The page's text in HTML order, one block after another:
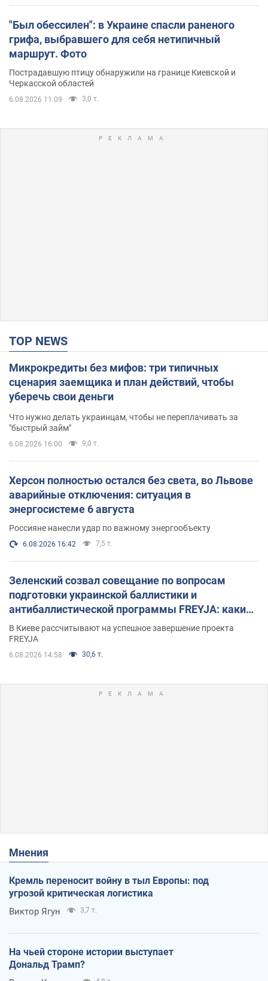
"Был обессилен": в Украине спасли раненого
грифа, выбравшего для себя нетипичный
маршрут. Фото
Пострадавшую птицу обнаружили на границе Киевской и
Черкасской областей
6.08.2026 11:09 3,0 т.
TOP NEWS
Микрокредиты без мифов: три типичных
сценария заемщика и план действий, чтобы
уберечь свои деньги
Что нужно делать украинцам, чтобы не переплачивать за
"быстрый займ"
6.08.2026 16:00 9,0 т.
Херсон полностью остался без света, во Львове
аварийные отключения: ситуация в
энергосистеме 6 августа
Россияне нанесли удар по важному энергообъекту
6.08.2026 16:42 7,5 т.
Зеленский созвал совещание по вопросам
подготовки украинской баллистики и
антибаллистической программы FREYJA: какие
решения готовятся
В Киеве рассчитывают на успешное завершение проекта
FREYJA
6.08.2026 14:58 30,6 т.
Мнения
Кремль переносит войну в тыл Европы: под
угрозой критическая логистика
Виктор Ягун 3,7 т.
На чьей стороне истории выступает
Дональд Трамп?